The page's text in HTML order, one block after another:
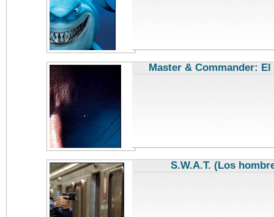
Master & Commander:
S.W.A.T. (Los